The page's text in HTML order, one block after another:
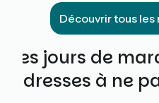
Découvrir tous
Les jours de
adresses à ne